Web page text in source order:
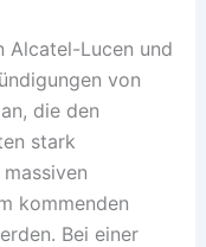
Alcatel-Lucen und
von
die den
stark
kommenden
Bei einer